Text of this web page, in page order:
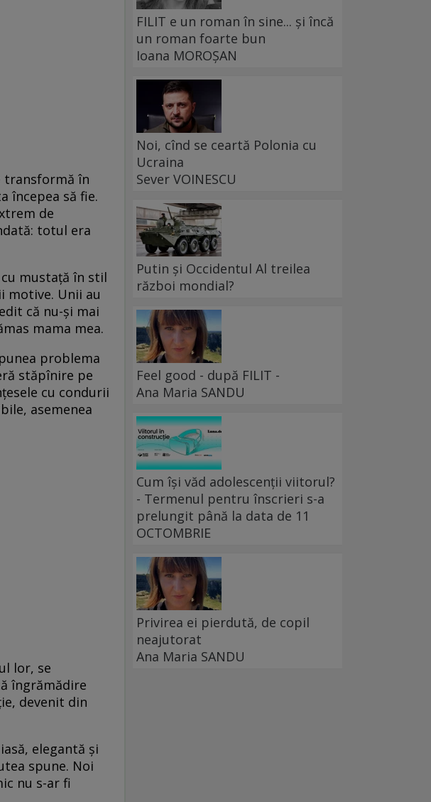
transformă în
începea să fie.
de
totul era
mustață în stil
motive. Unii au
că nu-și mai
mama mea.
problema
stăpînire pe
cu condurii
asemenea
lor, se
îngrămădire
devenit din
elegantă și
spune. Noi
nu s-ar fi
FILIT e un roman în sine... și încă
un roman foarte bun
Ioana MOROȘAN
Noi, cînd se ceartă Polonia cu
Ucraina
Sever VOINESCU
Putin și Occidentul Al treilea
război mondial?
Feel good - după FILIT -
Ana Maria SANDU
Cum își văd adolescenții viitorul?
- Termenul pentru înscrieri s-a
prelungit până la data de 11
OCTOMBRIE
Privirea ei pierdută, de copil
neajutorat
Ana Maria SANDU